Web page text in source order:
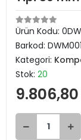
Ürün Kodu:
Barkod:
Kategori:
Stok: 20
9.806,80